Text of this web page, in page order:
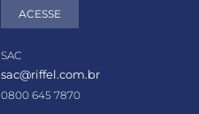
ACESSE
SAC
sac@riffel.com.br
0800 645 7870